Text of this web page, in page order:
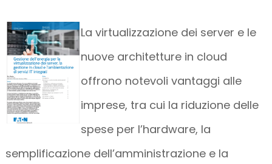
La virtualizzazione dei server e le
nuove architetture in cloud
offrono notevoli vantaggi alle
imprese, tra cui la riduzione delle
spese per l’hardware, la
semplificazione dell’amministrazione e la